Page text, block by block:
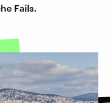
Fails.